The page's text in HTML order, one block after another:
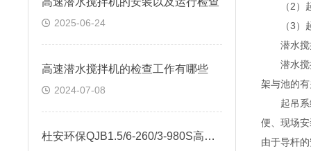
2025-06-24
高速潜水搅拌机的检查工作有哪些
2024-07-08
杜安环保QJB1.5/6-260/3-980S高速潜水搅拌机
（2）起
（3）起
潜水搅拌
潜水搅拌
架与池的
起吊系统
便、现场
由于导杆